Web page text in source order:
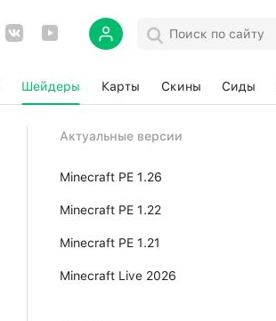
Шейдеры Карты Скины Сиды
Актуальные версии
Minecraft PE 1.26
Minecraft PE 1.22
Minecraft PE 1.21
Minecraft Live 2026